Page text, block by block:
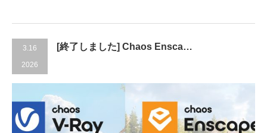
3.16
2026
[終了しました] Chaos Ensca…